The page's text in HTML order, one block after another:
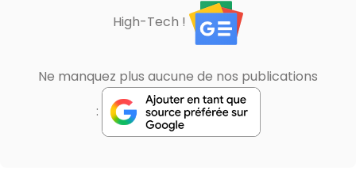
High-Tech !
Ne manquez plus aucune de nos publications
: